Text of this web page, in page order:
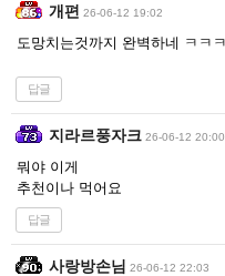
개편 26-06-12 19:02
도망치는것까지 완벽하네 ㅋㅋㅋ
답글
지라르풍자크 26-06-12 20:00
뭐야 이게
추천이나 먹어요
답글
사랑방손님 26-06-12 22:03